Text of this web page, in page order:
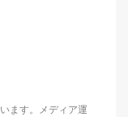
ます。メディア運